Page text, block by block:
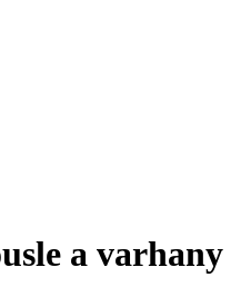
a varhany